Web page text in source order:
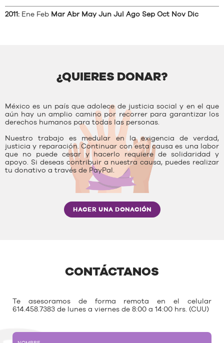
2011: Ene Feb Mar Abr May Jun Jul Ago Sep Oct Nov Dic
¿QUIERES DONAR?
México es un país que adolece de justicia social y en el que
aún hay un amplio camino por recorrer para garantizar los
derechos humanos para todas las personas.
Nuestro trabajo es medular en la exigencia de verdad,
justicia y reparación. Continuar con esta causa es una labor
que no puede cesar y hacerlo requiere de solidaridad y
apoyo. Si deseas contribuir a nuestra causa, puedes realizar
tu donativo a través de PayPal.
HACER UNA DONACIÓN
CONTÁCTANOS
Te asesoramos de forma remota en el celular
614.458.7383 de lunes a viernes de 8:00 a 14:00 hrs. (CUU)